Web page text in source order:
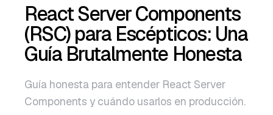
Español
English
React Server Components
(RSC) para Escépticos: Una
Guía Brutalmente Honesta
Guía honesta para entender React Server
Components y cuándo usarlos en producción.